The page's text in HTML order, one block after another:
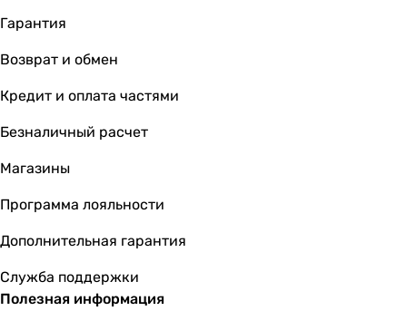
Гарантия
Возврат и обмен
Кредит и оплата частями
Безналичный расчет
Магазины
Программа лояльности
Дополнительная гарантия
Служба поддержки
Полезная информация